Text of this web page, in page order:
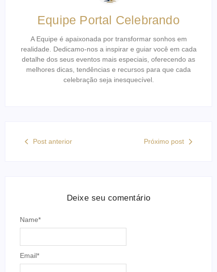
Equipe Portal Celebrando
A Equipe é apaixonada por transformar sonhos em
realidade. Dedicamo-nos a inspirar e guiar você em cada
detalhe dos seus eventos mais especiais, oferecendo as
melhores dicas, tendências e recursos para que cada
celebração seja inesquecível.
Post anterior Próximo post
Deixe seu comentário
Name*
Email*